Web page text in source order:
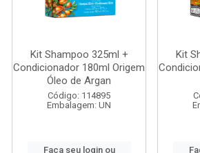
Kit Shampoo 325ml +
Condicionador 180ml Origem
Óleo de Argan
Código: 114895
Embalagem: UN
Faça seu login ou
Kit